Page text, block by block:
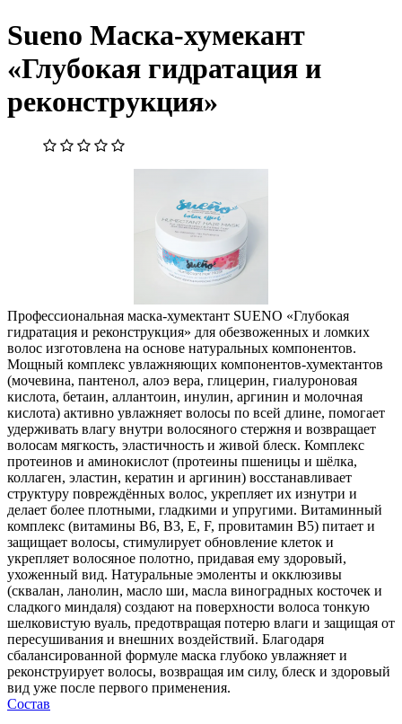
Sueno Маска-хумекант
«Глубокая гидратация и
реконструкция»
Профессиональная маска-хумектант SUENO «Глубокая
гидратация и реконструкция» для обезвоженных и ломких
волос изготовлена на основе натуральных компонентов.
Мощный комплекс увлажняющих компонентов-хумектантов
(мочевина, пантенол, алоэ вера, глицерин, гиалуроновая
кислота, бетаин, аллантоин, инулин, аргинин и молочная
кислота) активно увлажняет волосы по всей длине, помогает
удерживать влагу внутри волосяного стержня и возвращает
волосам мягкость, эластичность и живой блеск. Комплекс
протеинов и аминокислот (протеины пшеницы и шёлка,
коллаген, эластин, кератин и аргинин) восстанавливает
структуру повреждённых волос, укрепляет их изнутри и
делает более плотными, гладкими и упругими. Витаминный
комплекс (витамины B6, B3, Е, F, провитамин B5) питает и
защищает волосы, стимулирует обновление клеток и
укрепляет волосяное полотно, придавая ему здоровый,
ухоженный вид. Натуральные эмоленты и окклюзивы
(сквалан, ланолин, масло ши, масла виноградных косточек и
сладкого миндаля) создают на поверхности волоса тонкую
шелковистую вуаль, предотвращая потерю влаги и защищая от
пересушивания и внешних воздействий. Благодаря
сбалансированной формуле маска глубоко увлажняет и
реконструирует волосы, возвращая им силу, блеск и здоровый
вид уже после первого применения.
Состав